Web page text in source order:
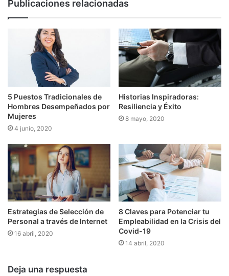
Publicaciones relacionadas
5 Puestos Tradicionales de
Hombres Desempeñados por
Mujeres
4 junio, 2020
Historias Inspiradoras:
Resiliencia y Éxito
8 mayo, 2020
Estrategias de Selección de
Personal a través de Internet
16 abril, 2020
8 Claves para Potenciar tu
Empleabilidad en la Crisis del
Covid-19
14 abril, 2020
Deja una respuesta